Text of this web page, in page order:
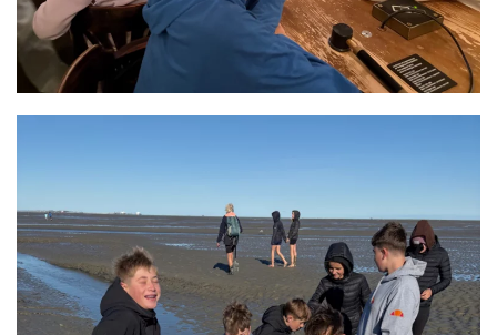
GRÖSSER ANZEIGEN